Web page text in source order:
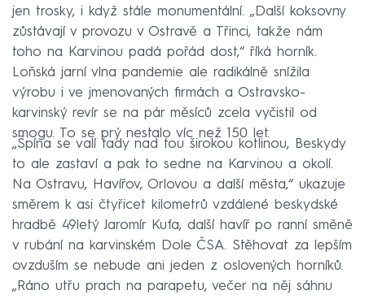
jen trosky, i když stále monumentální. „Další koksovny
zůstávají v provozu v Ostravě a Třinci, takže nám
toho na Karvinou padá pořád dost,“ říká horník.
Loňská jarní vlna pandemie ale radikálně snížila
výrobu i ve jmenovaných firmách a Ostravsko-
karvinský revír se na pár měsíců zcela vyčistil od
smogu. To se prý nestalo víc než 150 let.
„Špína se valí tady nad tou širokou kotlinou, Beskydy
to ale zastaví a pak to sedne na Karvinou a okolí.
Na Ostravu, Havířov, Orlovou a další města,“ ukazuje
směrem k asi čtyřicet kilometrů vzdálené beskydské
hradbě 49letý Jaromír Kufa, další havíř po ranní směně
v rubání na karvinském Dole ČSA. Stěhovat za lepším
ovzduším se nebude ani jeden z oslovených horníků.
„Ráno utřu prach na parapetu, večer na něj sáhnu